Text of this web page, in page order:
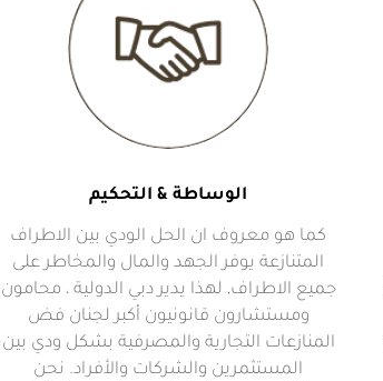
الوساطة & التحكيم
كما هو معروف ان الحل الودي بين الاطراف
المتنازعة يوفر الجهد والمال والمخاطر على
جميع الاطراف, لهذا يدير دبي الدولية ، محامون
ومستشارون قانونيون أكبر لجنان فض
المنازعات التجارية والمصرفية بشكل ودي بين
المستثمرين والشركات والأفراد. نحن